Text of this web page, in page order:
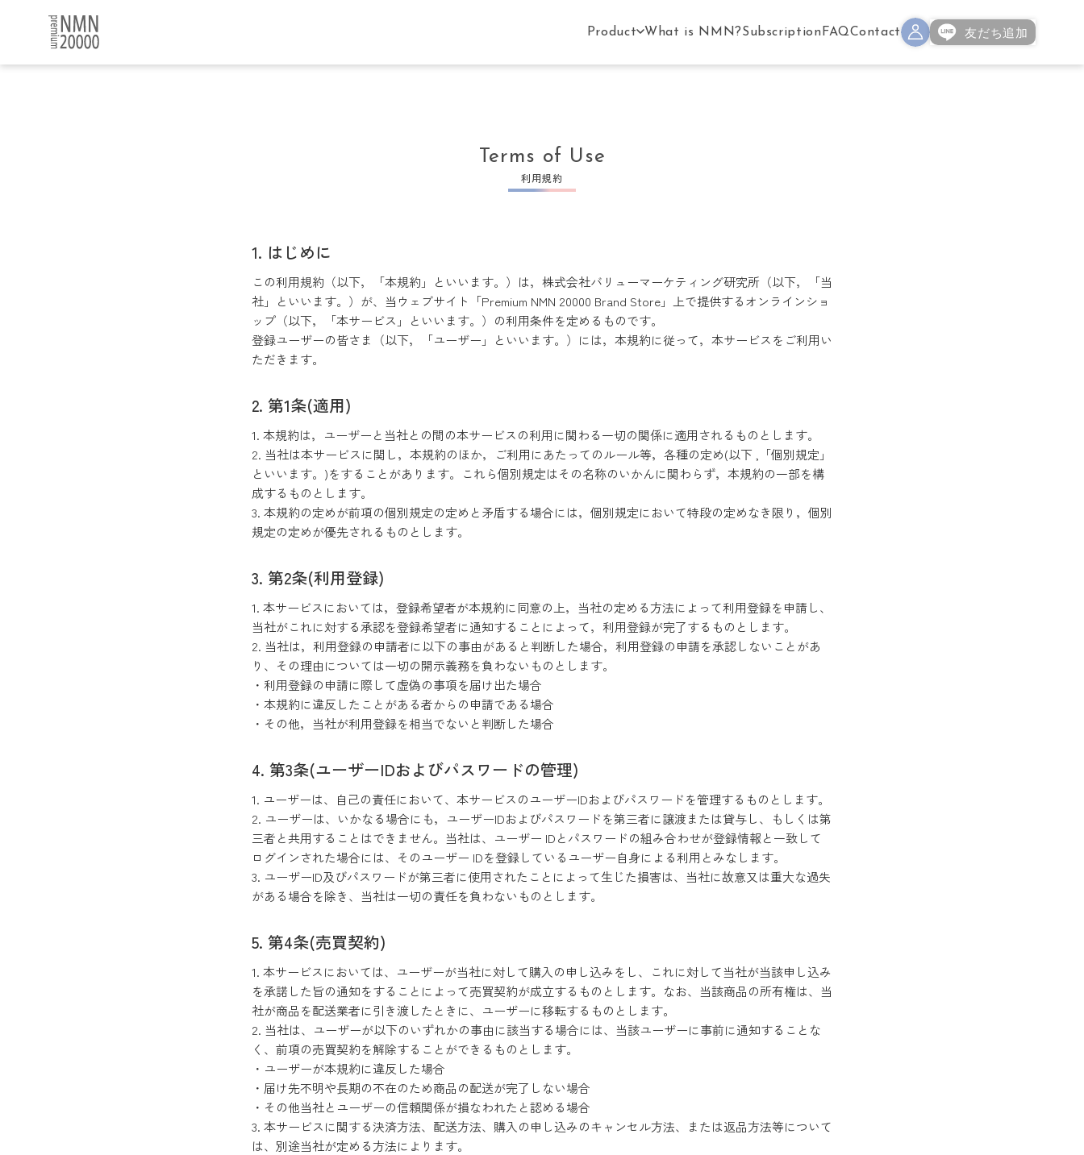
Product What is NMN?Subscription FAQContact
Terms of Use
利用規約
はじめに
この利用規約（以下，「本規約」といいます。）は，株式会社バリューマーケティング研究所（以下，「当
社」といいます。）が、当ウェブサイト「Premium NMN 20000 Brand Store」上で提供するオンラインショ
ップ（以下，「本サービス」といいます。）の利用条件を定めるものです。
登録ユーザーの皆さま（以下，「ユーザー」といいます。）には，本規約に従って，本サービスをご利用い
ただきます。
第1条(適用)
1. 本規約は，ユーザーと当社との間の本サービスの利用に関わる一切の関係に適用されるものとします。
2. 当社は本サービスに関し，本規約のほか，ご利用にあたってのルール等，各種の定め(以下 ,「個別規定」
といいます。)をすることがあります。これら個別規定はその名称のいかんに関わらず，本規約の一部を構
成するものとします。
3. 本規約の定めが前項の個別規定の定めと矛盾する場合には，個別規定において特段の定めなき限り，個別
規定の定めが優先されるものとします。
第2条(利用登録)
1. 本サービスにおいては，登録希望者が本規約に同意の上，当社の定める方法によって利用登録を申請し、
当社がこれに対する承認を登録希望者に通知することによって，利用登録が完了するものとします。
2. 当社は，利用登録の申請者に以下の事由があると判断した場合，利用登録の申請を承認しないことがあ
り、その理由については一切の開示義務を負わないものとします。
・利用登録の申請に際して虚偽の事項を届け出た場合
・本規約に違反したことがある者からの申請である場合
・その他，当社が利用登録を相当でないと判断した場合
第3条(ユーザーIDおよびパスワードの管理)
1. ユーザーは、自己の責任において、本サービスのユーザーIDおよびパスワードを管理するものとします。
2. ユーザーは、いかなる場合にも，ユーザーIDおよびパスワードを第三者に譲渡または貸与し、もしくは第
三者と共用することはできません。当社は、ユーザー IDとパスワードの組み合わせが登録情報と一致して
ログインされた場合には、そのユーザー IDを登録しているユーザー自身による利用とみなします。
3. ユーザーID及びパスワードが第三者に使用されたことによって生じた損害は、当社に故意又は重大な過失
がある場合を除き、当社は一切の責任を負わないものとします。
第4条(売買契約)
1. 本サービスにおいては、ユーザーが当社に対して購入の申し込みをし、これに対して当社が当該申し込み
を承諾した旨の通知をすることによって売買契約が成立するものとします。なお、当該商品の所有権は、当
社が商品を配送業者に引き渡したときに、ユーザーに移転するものとします。
2. 当社は、ユーザーが以下のいずれかの事由に該当する場合には、当該ユーザーに事前に通知することな
く、前項の売買契約を解除することができるものとします。
・ユーザーが本規約に違反した場合
・届け先不明や長期の不在のため商品の配送が完了しない場合
・その他当社とユーザーの信頼関係が損なわれたと認める場合
3. 本サービスに関する決済方法、配送方法、購入の申し込みのキャンセル方法、または返品方法等について
は、別途当社が定める方法によります。